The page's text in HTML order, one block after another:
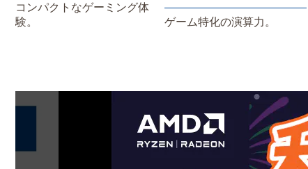
コンパクトなゲーミング体
験。
ゲーム特化の演算力。